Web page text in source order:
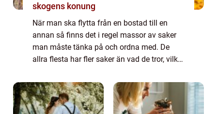
skogens konung
När man ska flytta från en bostad till en
annan så finns det i regel massor av saker
man måste tänka på och ordna med. De
allra flesta har fler saker än vad de tror, vilket
längre tid än beräknat. Med god plan...